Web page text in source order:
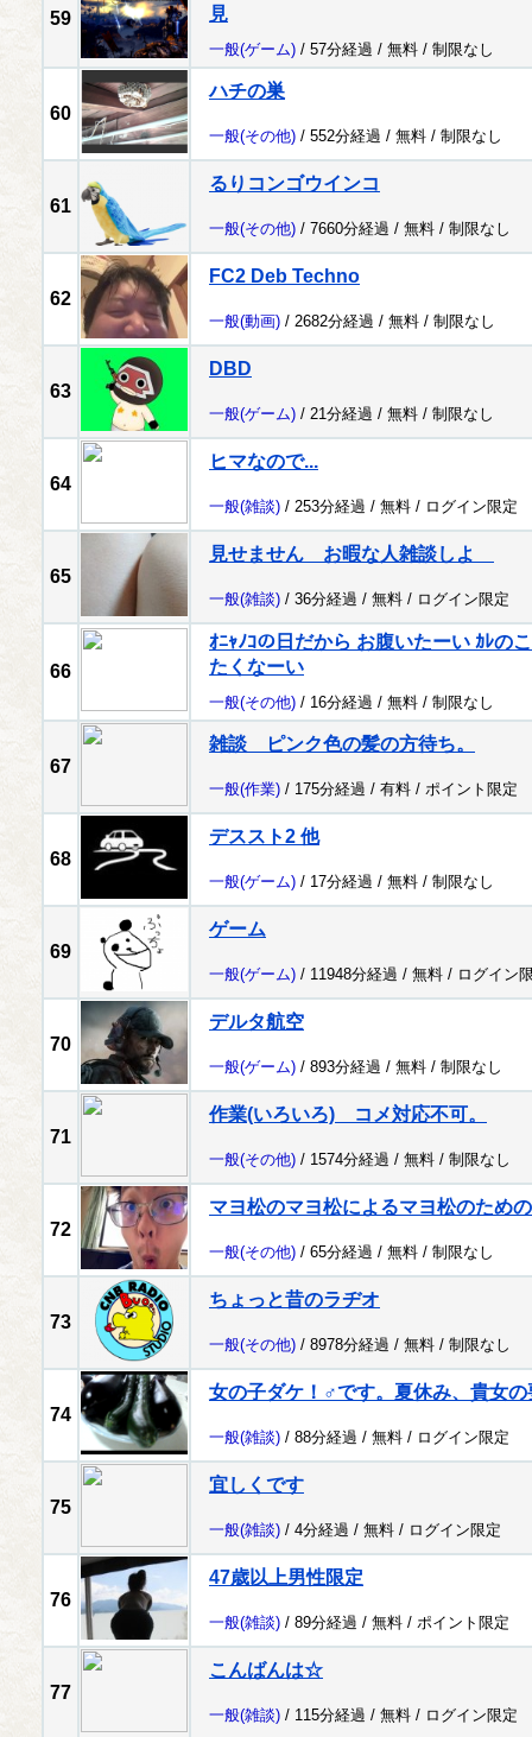
59
見
一般(ゲーム) / 57分経過 / 無料 / 制限なし
60
ハチの巣
一般(その他) / 552分経過 / 無料 / 制限なし
61
るりコンゴウインコ
一般(その他) / 7660分経過 / 無料 / 制限なし
62
FC2 Deb Techno
一般(動画) / 2682分経過 / 無料 / 制限なし
63
DBD
一般(ゲーム) / 21分経過 / 無料 / 制限なし
64
ヒマなので...
一般(雑談) / 253分経過 / 無料 / ログイン限定
65
見せません お暇な人雑談しよ
一般(雑談) / 36分経過 / 無料 / ログイン限定
66
ｵﾆｬﾉｺの日だから お腹いたーい ｶﾚの
たくなーい
一般(その他) / 16分経過 / 無料 / 制限なし
67
雑談 ピンク色の髪の方待ち。
一般(作業) / 175分経過 / 有料 / ポイント限定
68
デススト2 他
一般(ゲーム) / 17分経過 / 無料 / 制限なし
69
ゲーム
一般(ゲーム) / 11948分経過 / 無料 / ログイン
70
デルタ航空
一般(ゲーム) / 893分経過 / 無料 / 制限なし
71
作業(いろいろ) コメ対応不可。
一般(その他) / 1574分経過 / 無料 / 制限なし
72
マヨ松のマヨ松によるマヨ松のため
一般(その他) / 65分経過 / 無料 / 制限なし
73
ちょっと昔のラヂオ
一般(その他) / 8978分経過 / 無料 / 制限なし
74
女の子ダケ！♂です。夏休み、貴女
一般(雑談) / 88分経過 / 無料 / ログイン限定
75
宜しくです
一般(雑談) / 4分経過 / 無料 / ログイン限定
76
47歳以上男性限定
一般(雑談) / 89分経過 / 無料 / ポイント限定
77
こんばんは☆
一般(雑談) / 115分経過 / 無料 / ログイン限定